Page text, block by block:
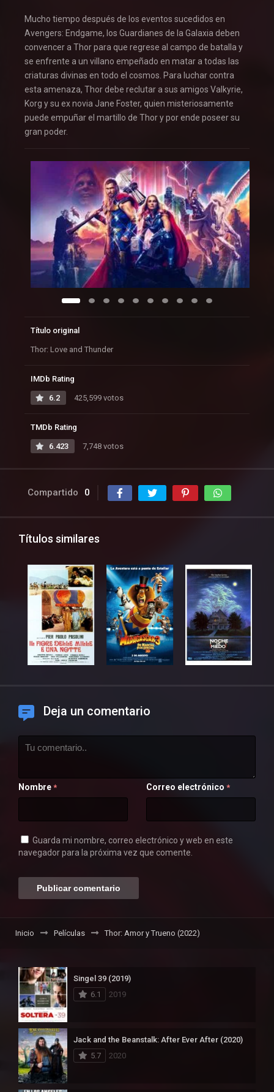
Mucho tiempo después de los eventos sucedidos en
Avengers: Endgame, los Guardianes de la Galaxia deben
convencer a Thor para que regrese al campo de batalla y
se enfrente a un villano empeñado en matar a todas las
criaturas divinas en todo el cosmos. Para luchar contra
esta amenaza, Thor debe reclutar a sus amigos Valkyrie,
Korg y su ex novia Jane Foster, quien misteriosamente
puede empuñar el martillo de Thor y por ende poseer su
gran poder.
Título original
Thor: Love and Thunder
IMDb Rating
6.2 425,599 votos
TMDb Rating
6.423 7,748 votos
Compartido 0
Títulos similares
Deja un comentario
Nombre * Correo electrónico *
Guarda mi nombre, correo electrónico y web en este
navegador para la próxima vez que comente.
Inicio Películas Thor: Amor y Trueno (2022)
Singel 39 (2019)
6.1
2019
Jack and the Beanstalk: After Ever After (2020)
5.7
2020